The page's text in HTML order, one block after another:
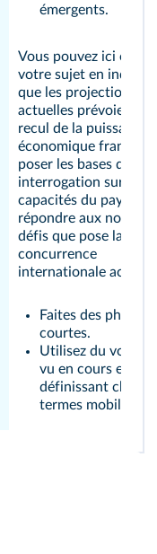
émergents.
Vous pouvez ici ouvrir
votre sujet en
que les projections
actuelles prévoient un
recul de la puissance
économique
poser les bases d'une
interrogation sur les
capacités du pays à
répondre aux
défis que pose la
concurrence
internationale accrue.
Faites des phrases
courtes.
Utilisez du
vu en cours en
définissant
termes mobilisés.